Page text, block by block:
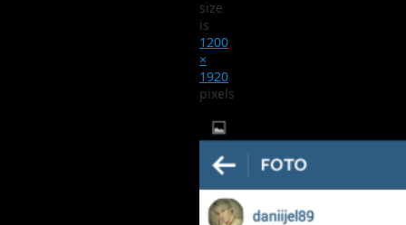
size
is
1200
×
1920
pixels